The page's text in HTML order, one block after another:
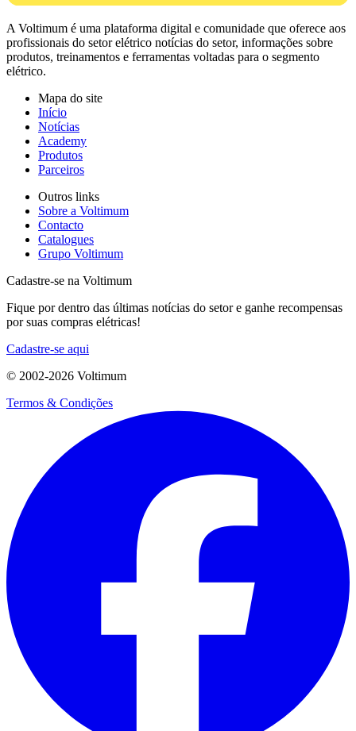
A Voltimum é uma plataforma digital e comunidade que oferece aos
profissionais do setor elétrico notícias do setor, informações sobre
produtos, treinamentos e ferramentas voltadas para o segmento
elétrico.
Mapa do site
Início
Notícias
Academy
Produtos
Parceiros
Outros links
Sobre a Voltimum
Contacto
Catalogues
Grupo Voltimum
Cadastre-se na Voltimum
Fique por dentro das últimas notícias do setor e ganhe recompensas
por suas compras elétricas!
Cadastre-se aqui
© 2002-2026 Voltimum
Termos & Condições